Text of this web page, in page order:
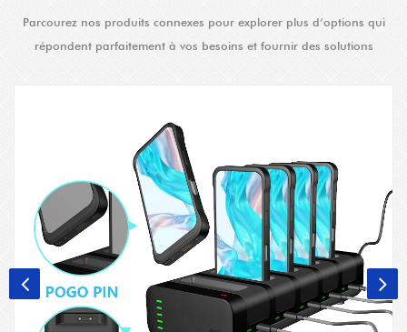
Parcourez nos produits connexes pour explorer plus d’options qui
répondent parfaitement à vos besoins et fournir des solutions